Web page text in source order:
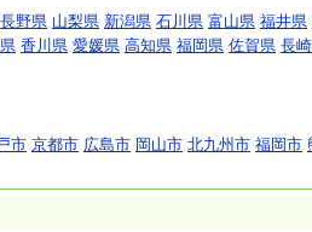
長野県 山梨県 新潟県 石川県 富山県 福井県
香川県 愛媛県 高知県 福岡県 佐賀県 長
市 京都市 広島市 岡山市 北九州市 福岡市